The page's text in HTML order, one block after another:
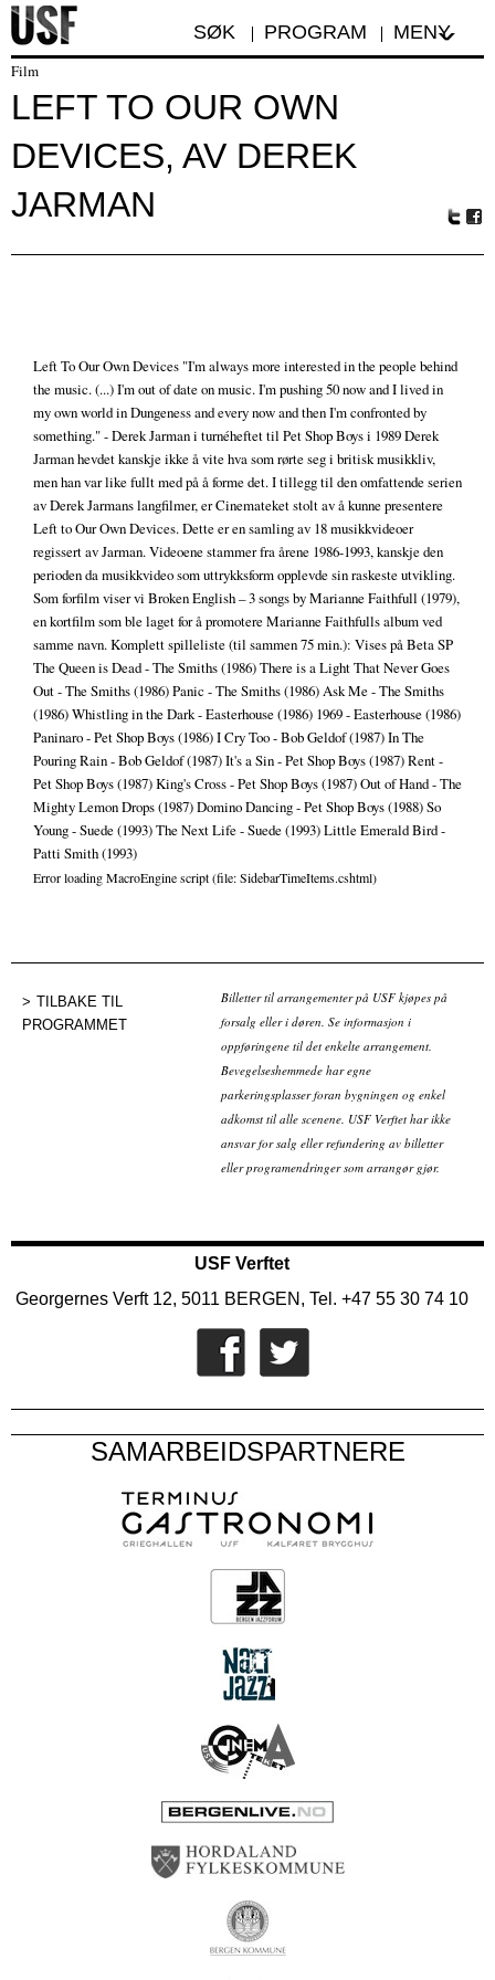
SØK PROGRAM MENY
Film
LEFT TO OUR OWN
DEVICES, AV DEREK
JARMAN
Left To Our Own Devices "I'm always more interested in the people behind
the music. (...) I'm out of date on music. I'm pushing 50 now and I lived in
my own world in Dungeness and every now and then I'm confronted by
something." - Derek Jarman i turnéheftet til Pet Shop Boys i 1989 Derek
Jarman hevdet kanskje ikke å vite hva som rørte seg i britisk musikkliv,
men han var like fullt med på å forme det. I tillegg til den omfattende serien
av Derek Jarmans langfilmer, er Cinemateket stolt av å kunne presentere
Left to Our Own Devices. Dette er en samling av 18 musikkvideoer
regissert av Jarman. Videoene stammer fra årene 1986-1993, kanskje den
perioden da musikkvideo som uttrykksform opplevde sin raskeste utvikling.
Som forfilm viser vi Broken English – 3 songs by Marianne Faithfull (1979),
en kortfilm som ble laget for å promotere Marianne Faithfulls album ved
samme navn. Komplett spilleliste (til sammen 75 min.): Vises på Beta SP
The Queen is Dead - The Smiths (1986) There is a Light That Never Goes
Out - The Smiths (1986) Panic - The Smiths (1986) Ask Me - The Smiths
(1986) Whistling in the Dark - Easterhouse (1986) 1969 - Easterhouse (1986)
Paninaro - Pet Shop Boys (1986) I Cry Too - Bob Geldof (1987) In The
Pouring Rain - Bob Geldof (1987) It's a Sin - Pet Shop Boys (1987) Rent -
Pet Shop Boys (1987) King's Cross - Pet Shop Boys (1987) Out of Hand - The
Mighty Lemon Drops (1987) Domino Dancing - Pet Shop Boys (1988) So
Young - Suede (1993) The Next Life - Suede (1993) Little Emerald Bird -
Patti Smith (1993)
Error loading MacroEngine script (file: SidebarTimeItems.cshtml)
TILBAKE TIL
PROGRAMMET
Billetter til arrangementer på USF kjøpes på
forsalg eller i døren. Se informasjon i
oppføringene til det enkelte arrangement.
Bevegelseshemmede har egne
parkeringsplasser foran bygningen og enkel
adkomst til alle scenene. USF Verftet har ikke
ansvar for salg eller refundering av billetter
eller programendringer som arrangør gjør.
USF Verftet
Georgernes Verft 12, 5011 BERGEN, Tel. +47 55 30 74 10
SAMARBEIDSPARTNERE